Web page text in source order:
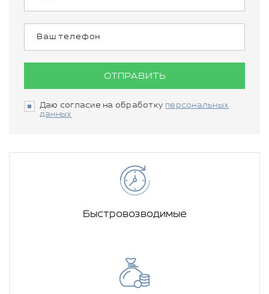
ОТПРАВИТЬ
Даю согласие на обработку персональных
данных
Быстровозводимые